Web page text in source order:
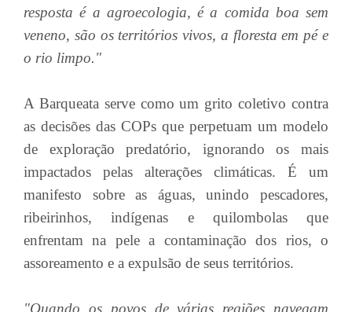
resposta é a agroecologia, é a comida boa sem
veneno, são os territórios vivos, a floresta em pé e
o rio limpo."
A Barqueata serve como um grito coletivo contra
as decisões das COPs que perpetuam um modelo
de exploração predatório, ignorando os mais
impactados pelas alterações climáticas. É um
manifesto sobre as águas, unindo pescadores,
ribeirinhos, indígenas e quilombolas que
enfrentam na pele a contaminação dos rios, o
assoreamento e a expulsão de seus territórios.
"Quando os povos de várias regiões navegam